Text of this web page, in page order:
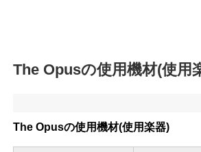
The Opusの使用機材(使用
The Opusの使用機材(使用楽器)